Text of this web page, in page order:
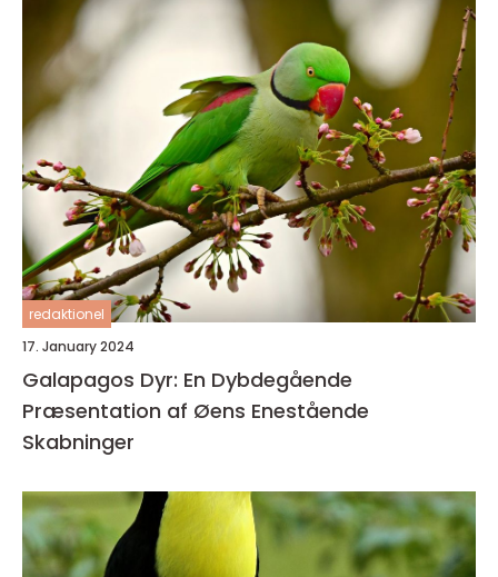
redaktionel
17. January 2024
Galapagos Dyr: En Dybdegående
Præsentation af Øens Enestående
Skabninger